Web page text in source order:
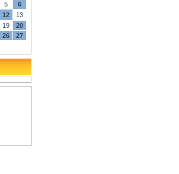
5
6
12
13
19
20
26
27